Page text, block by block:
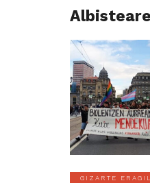
GIZARTE